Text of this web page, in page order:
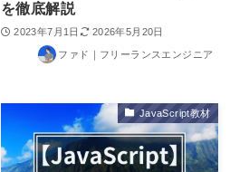
を徹底解説
2023年7月1日 2026年5月20日
ファド｜フリーランスエンジニア
JavaScript教材